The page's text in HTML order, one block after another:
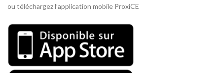
ou téléchargez l’application mobile ProxiCE